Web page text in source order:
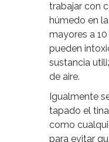
trabajar con
húmedo en
mayores a
pueden
sustancia
de aire.
Igualmente
tapado el
como
para evitar